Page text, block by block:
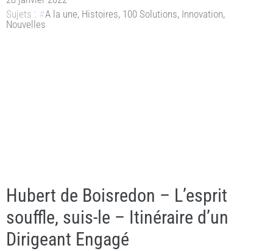
Sujets :
A la une, Histoires, 100 Solutions, Innovation,
Nouvelles
Hubert de Boisredon – L’esprit
souffle, suis-le – Itinéraire d’un
Dirigeant Engagé